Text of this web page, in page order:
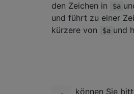
den Zeichen in
$a
und führt zu einer
kürzere von
$a und
können Sie